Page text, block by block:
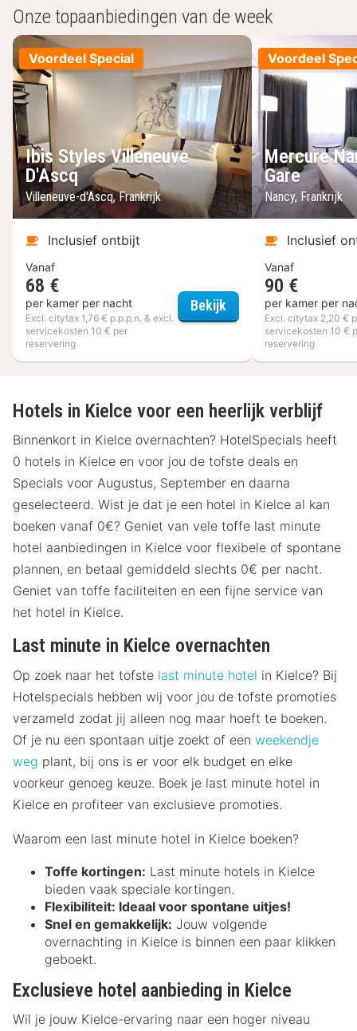
Onze topaanbiedingen van de week
Voordeel Special
Ibis Styles Villeneuve
D'Ascq
Villeneuve-d'Ascq, Frankrijk
Inclusief ontbijt
Vanaf
68 €
per kamer per nacht
Excl. citytax 1,76 € p.p.p.n. & excl.
servicekosten 10 € per
reservering
Bekijk Ibis Styles Villeneuve
Voordeel
Mercure
Gare
Nancy, Frankrijk
Inclusief
Vanaf
90 €
per kamer per
Excl. citytax 2,20 €
servicekosten 10 €
reservering
Hotels in Kielce voor een heerlijk verblijf
Binnenkort in Kielce overnachten? HotelSpecials heeft
0 hotels in Kielce en voor jou de tofste deals en
Specials voor Augustus, September en daarna
geselecteerd. Wist je dat je een hotel in Kielce al kan
boeken vanaf 0€? Geniet van vele toffe last minute
hotel aanbiedingen in Kielce voor flexibele of spontane
plannen, en betaal gemiddeld slechts 0€ per nacht.
Geniet van toffe faciliteiten en een fijne service van
het hotel in Kielce.
Last minute in Kielce overnachten
Op zoek naar het tofste last minute hotel in Kielce? Bij
Hotelspecials hebben wij voor jou de tofste promoties
verzameld zodat jij alleen nog maar hoeft te boeken.
Of je nu een spontaan uitje zoekt of een weekendje
weg plant, bij ons is er voor elk budget en elke
voorkeur genoeg keuze. Boek je last minute hotel in
Kielce en profiteer van exclusieve promoties.
Waarom een last minute hotel in Kielce boeken?
Toffe kortingen: Last minute hotels in Kielce
bieden vaak speciale kortingen.
Flexibiliteit: Ideaal voor spontane uitjes!
Snel en gemakkelijk: Jouw volgende
overnachting in Kielce is binnen een paar klikken
geboekt.
Exclusieve hotel aanbieding in Kielce
Wil je jouw Kielce-ervaring naar een hoger niveau